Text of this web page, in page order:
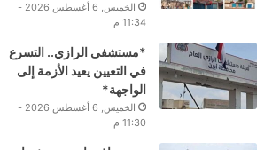
الخميس, 6 أغسطس 2026 -
11:34 م
*مستشفى الرازي.. التسرع
في التعيين يعيد الأزمة إلى
الواجهة*
الخميس, 6 أغسطس 2026 -
11:30 م